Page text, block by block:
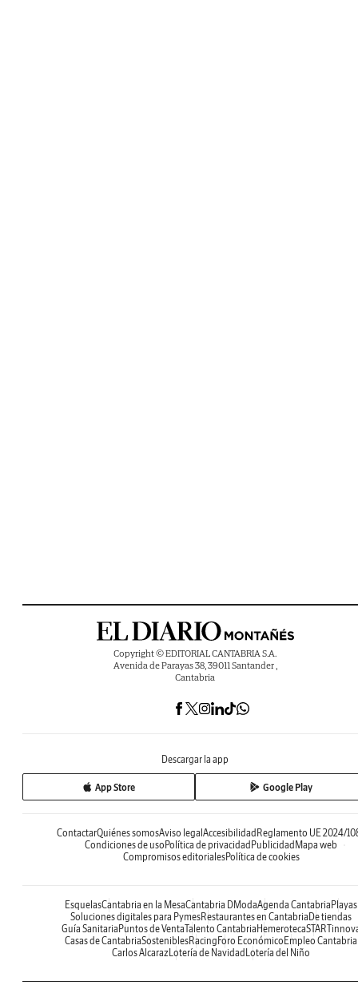
Copyright © EDITORIAL CANTABRIA S.A.
Avenida de Parayas 38, 39011 Santander ,
Cantabria
Descargar la app
App Store Google Play
ContactarQuiénes somosAviso legal Accesibilidad Reglamento UE 2024/
Condiciones de uso Política de privacidad Publicidad Mapa web
Compromisos editorialesPolítica de cookies
EsquelasCantabria en la MesaCantabria DModaAgenda Cantabria Playas
Soluciones digitales para PymesRestaurantes en Cantabria De tiendas
Guía Sanitaria Puntos de VentaTalento Cantabria Hemeroteca
Casas de CantabriaSosteniblesRacing Foro Económico Empleo Cantabria
Carlos AlcarazLotería de Navidad Lotería del Niño